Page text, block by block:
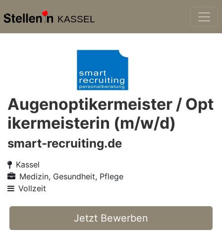
KASSEL
Augenoptikermeister / Opt
ikermeisterin (m/w/d)
smart-recruiting.de
Kassel
Medizin, Gesundheit, Pflege
Vollzeit
Jetzt Bewerben